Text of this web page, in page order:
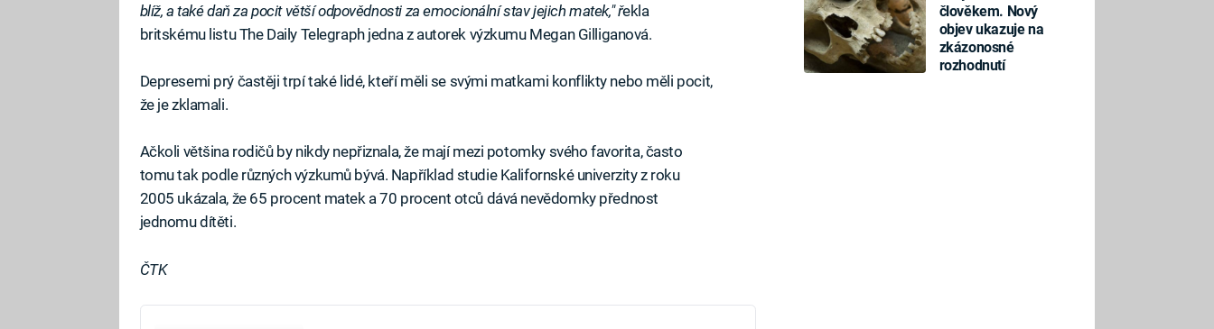
člověkem. Nový
objev ukazuje na
zkázonosné
rozhodnutí
blíž, a také daň za pocit větší odpovědnosti za emocionální stav jejich matek," řekla
britskému listu The Daily Telegraph jedna z autorek výzkumu Megan Gilliganová.
Depresemi prý častěji trpí také lidé, kteří měli se svými matkami konflikty nebo měli pocit,
že je zklamali.
Ačkoli většina rodičů by nikdy nepřiznala, že mají mezi potomky svého favorita, často
tomu tak podle různých výzkumů bývá. Například studie Kalifornské univerzity z roku
2005 ukázala, že 65 procent matek a 70 procent otců dává nevědomky přednost
jednomu dítěti.
ČTK